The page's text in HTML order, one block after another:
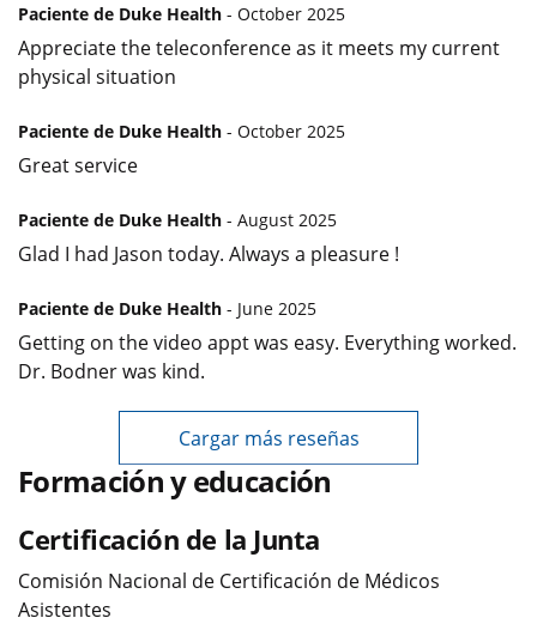
Paciente de Duke Health - October 2025
Appreciate the teleconference as it meets my current
physical situation
Paciente de Duke Health - October 2025
Great service
Paciente de Duke Health - August 2025
Glad I had Jason today. Always a pleasure !
Paciente de Duke Health - June 2025
Getting on the video appt was easy. Everything worked.
Dr. Bodner was kind.
Cargar más reseñas
Formación y educación
Certificación de la Junta
Comisión Nacional de Certificación de Médicos
Asistentes